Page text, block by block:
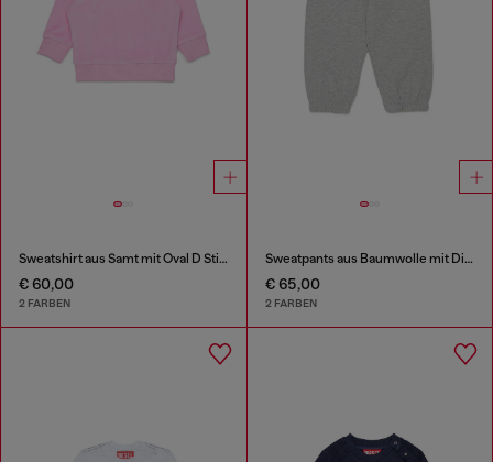
Sweatshirt aus Samt mit Oval D Stickerei
€ 60,00
2 FARBEN
Sweatpants aus Baumwolle mit Diesel Industry Print
€ 65,00
2 FARBEN